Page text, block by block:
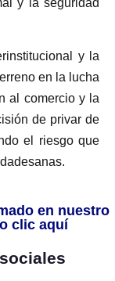
y la
en la lucha
al comercio y la
de privar de
el riesgo que
en nuestro
clic aquí